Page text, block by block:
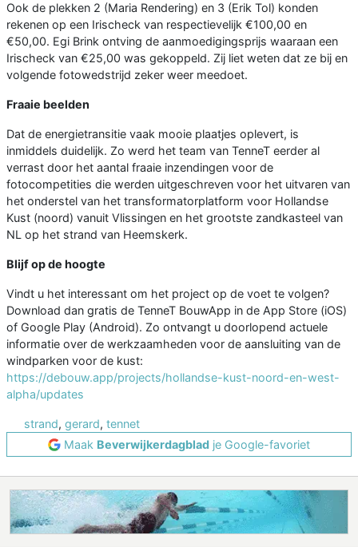
Ook de plekken 2 (Maria Rendering) en 3 (Erik Tol) konden
rekenen op een Irischeck van respectievelijk €100,00 en
€50,00. Egi Brink ontving de aanmoedigingsprijs waaraan een
Irischeck van €25,00 was gekoppeld. Zij liet weten dat ze bij en
volgende fotowedstrijd zeker weer meedoet.
Fraaie beelden
Dat de energietransitie vaak mooie plaatjes oplevert, is
inmiddels duidelijk. Zo werd het team van TenneT eerder al
verrast door het aantal fraaie inzendingen voor de
fotocompetities die werden uitgeschreven voor het uitvaren van
het onderstel van het transformatorplatform voor Hollandse
Kust (noord) vanuit Vlissingen en het grootste zandkasteel van
NL op het strand van Heemskerk.
Blijf op de hoogte
Vindt u het interessant om het project op de voet te volgen?
Download dan gratis de TenneT BouwApp in de App Store (iOS)
of Google Play (Android). Zo ontvangt u doorlopend actuele
informatie over de werkzaamheden voor de aansluiting van de
windparken voor de kust:
https://debouw.app/projects/hollandse-kust-noord-en-west-
alpha/updates
strand, gerard, tennet
Maak Beverwijkerdagblad je Google-favoriet